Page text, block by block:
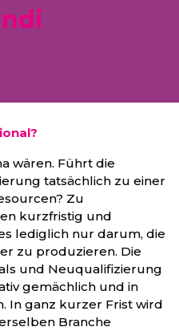
wären. Führt die
tatsächlich zu einer
Zu
kurzfristig und
lediglich nur darum, die
zu produzieren. Die
und Neuqualifizierung
gemächlich und in
In ganz kurzer Frist wird
Branche